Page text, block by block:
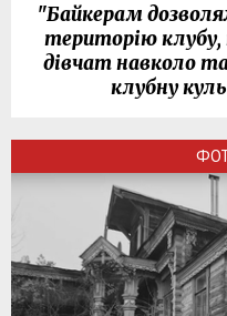
"Байкерам
територію клубу,
дівчат навколо
клубну